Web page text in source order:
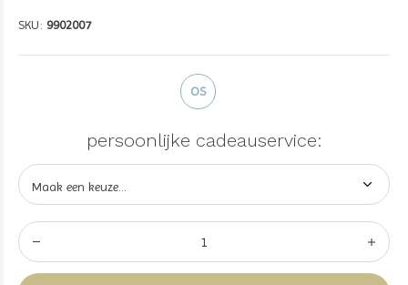
SKU: 9902007
OS
persoonlijke cadeauservice: